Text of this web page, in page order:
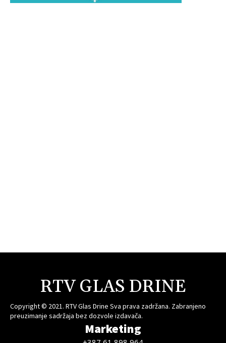
RTV GLAS DRINE
Copyright © 2021. RTV Glas Drine Sva prava zadržana. Zabranjeno
preuzimanje sadržaja bez dozvole izdavača.
Marketing